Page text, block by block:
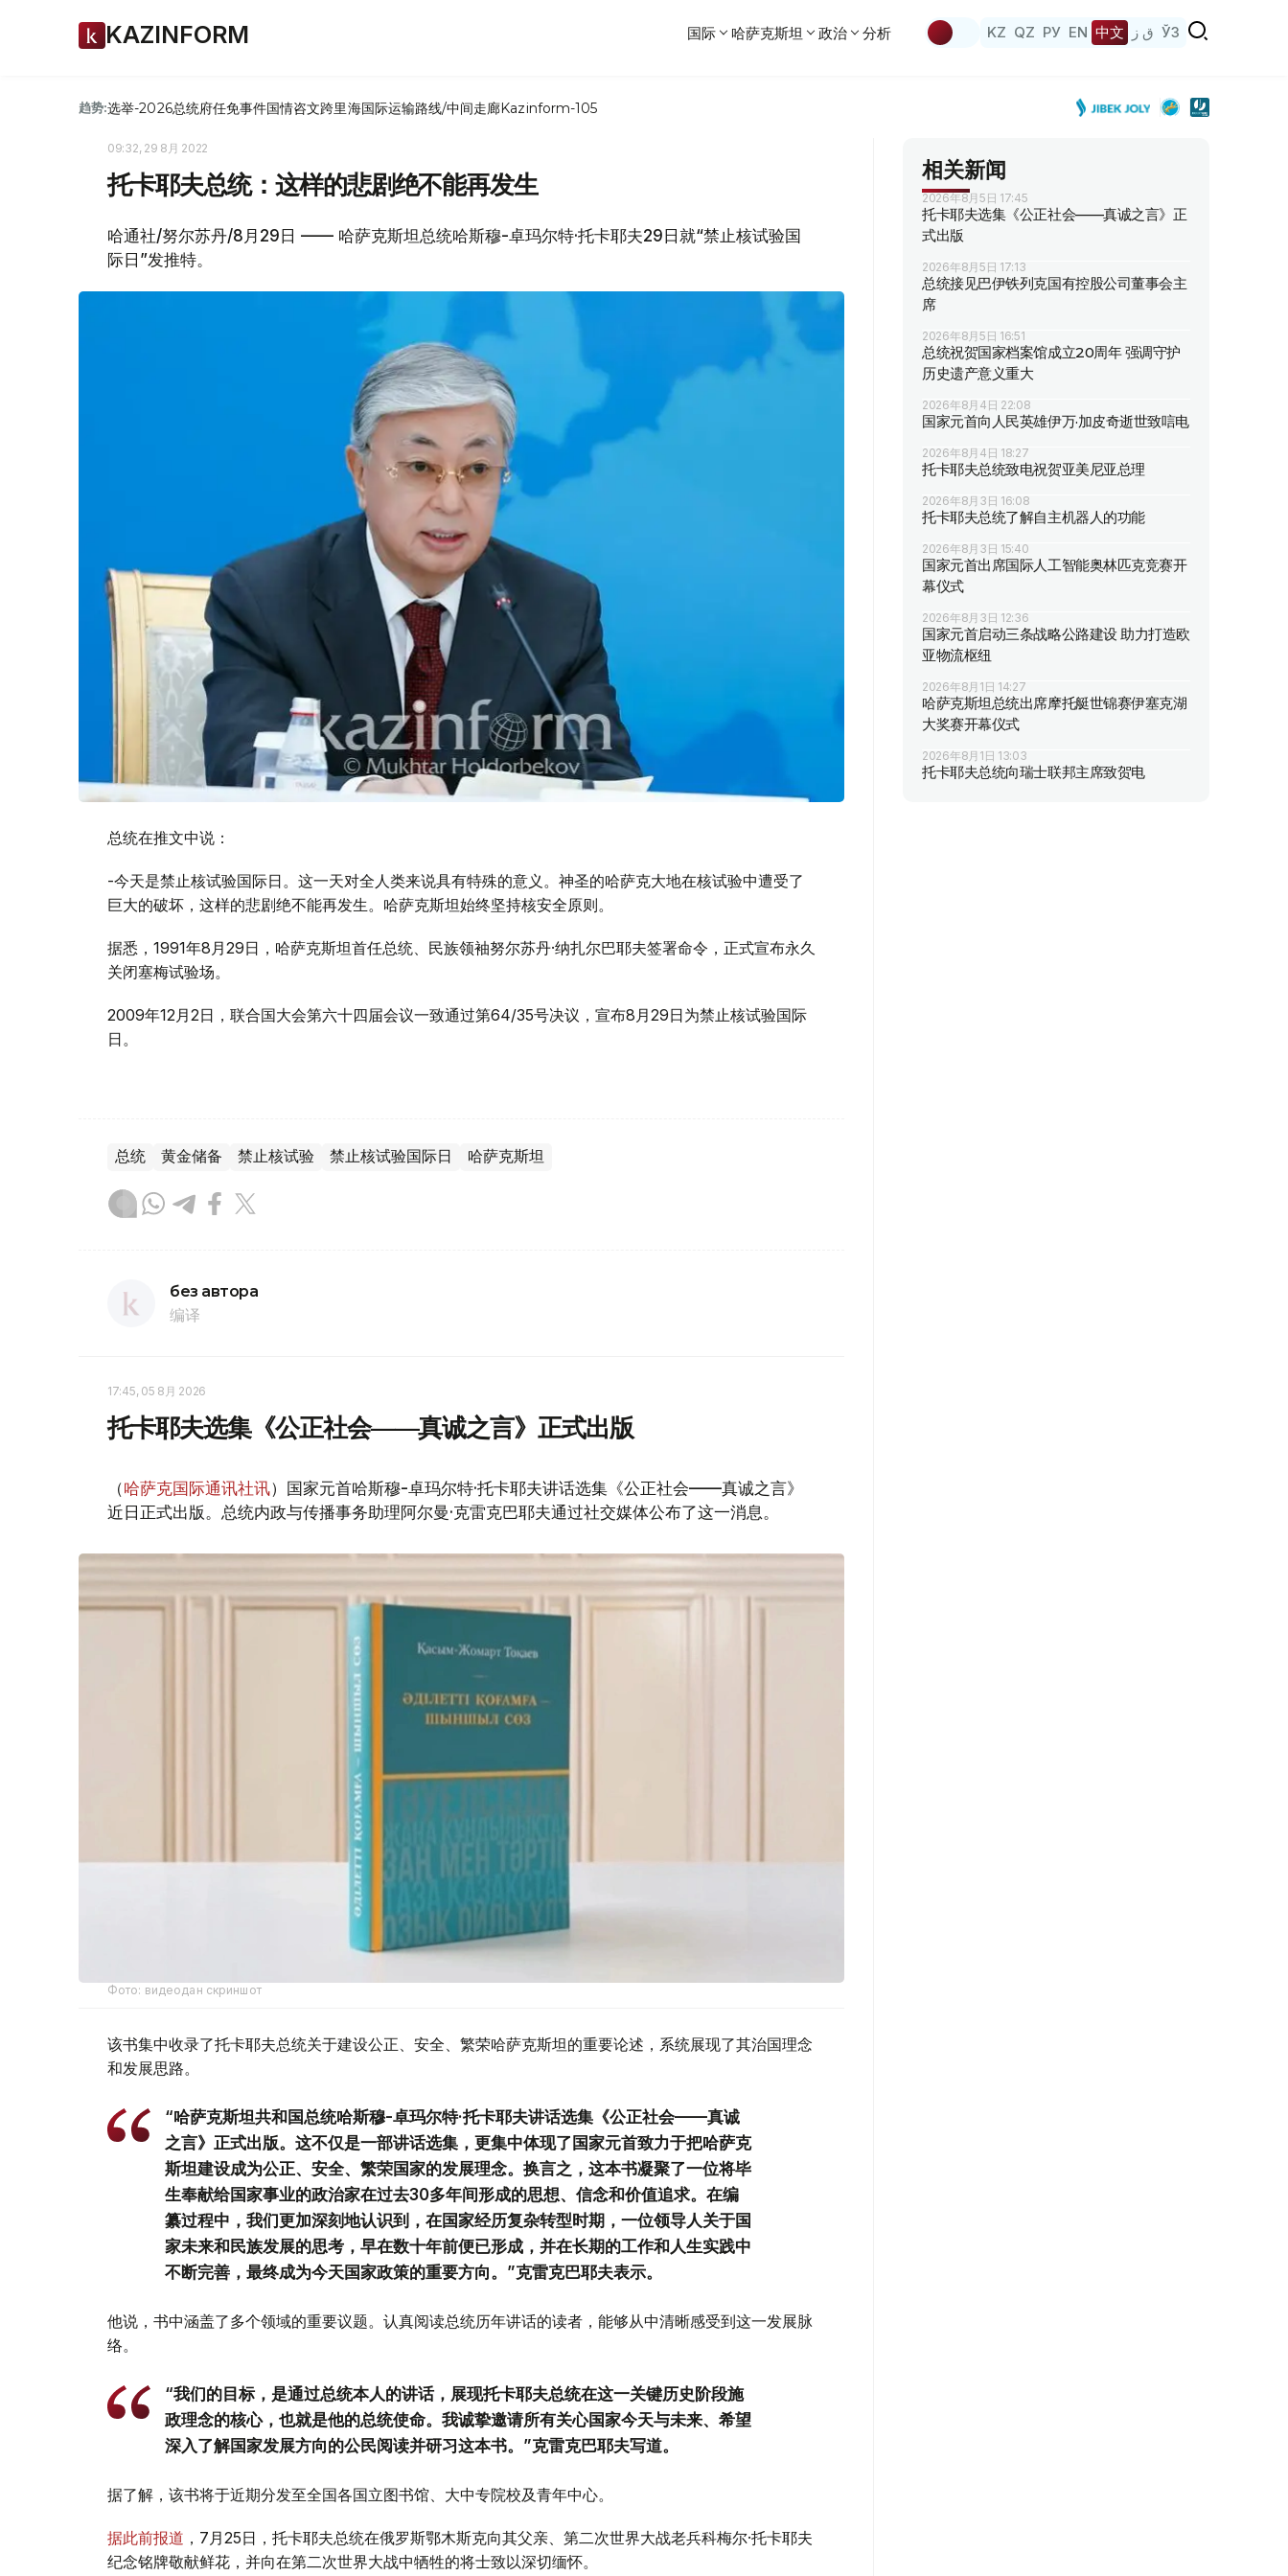
KAZINFORM 国际 哈萨克斯坦 政治 分析 KZ QZ РУ EN 中文 ق ز ЎЗ
趋势:选举-2026总统府任免事件国情咨文跨里海国际运输路线/中间走廊Kazinform-105
09:32, 29 8月 2022
托卡耶夫总统：这样的悲剧绝不能再发生
哈通社/努尔苏丹/8月29日 —— 哈萨克斯坦总统哈斯穆-卓玛尔特·托卡耶夫29日就“禁止核试验国
际日”发推特。
总统在推文中说：
-今天是禁止核试验国际日。这一天对全人类来说具有特殊的意义。神圣的哈萨克大地在核试验中遭受了
巨大的破坏，这样的悲剧绝不能再发生。哈萨克斯坦始终坚持核安全原则。
据悉，1991年8月29日，哈萨克斯坦首任总统、民族领袖努尔苏丹·纳扎尔巴耶夫签署命令，正式宣布永久
关闭塞梅试验场。
2009年12月2日，联合国大会第六十四届会议一致通过第64/35号决议，宣布8月29日为禁止核试验国际
日。
总统 黄金储备 禁止核试验 禁止核试验国际日 哈萨克斯坦
без автора
编译
17:45, 05 8月 2026
托卡耶夫选集《公正社会——真诚之言》正式出版
（哈萨克国际通讯社讯）国家元首哈斯穆-卓玛尔特·托卡耶夫讲话选集《公正社会——真诚之言》
近日正式出版。总统内政与传播事务助理阿尔曼·克雷克巴耶夫通过社交媒体公布了这一消息。
Фото: видеодан скриншот
该书集中收录了托卡耶夫总统关于建设公正、安全、繁荣哈萨克斯坦的重要论述，系统展现了其治国理念
和发展思路。
“哈萨克斯坦共和国总统哈斯穆-卓玛尔特·托卡耶夫讲话选集《公正社会——真诚
之言》正式出版。这不仅是一部讲话选集，更集中体现了国家元首致力于把哈萨克
斯坦建设成为公正、安全、繁荣国家的发展理念。换言之，这本书凝聚了一位将毕
生奉献给国家事业的政治家在过去30多年间形成的思想、信念和价值追求。在编
纂过程中，我们更加深刻地认识到，在国家经历复杂转型时期，一位领导人关于国
家未来和民族发展的思考，早在数十年前便已形成，并在长期的工作和人生实践中
不断完善，最终成为今天国家政策的重要方向。”克雷克巴耶夫表示。
他说，书中涵盖了多个领域的重要议题。认真阅读总统历年讲话的读者，能够从中清晰感受到这一发展脉
络。
“我们的目标，是通过总统本人的讲话，展现托卡耶夫总统在这一关键历史阶段施
政理念的核心，也就是他的总统使命。我诚挚邀请所有关心国家今天与未来、希望
深入了解国家发展方向的公民阅读并研习这本书。”克雷克巴耶夫写道。
据了解，该书将于近期分发至全国各国立图书馆、大中专院校及青年中心。
据此前报道 ，7月25日，托卡耶夫总统在俄罗斯鄂木斯克向其父亲、第二次世界大战老兵科梅尔·托卡耶夫
纪念铭牌敬献鲜花，并向在第二次世界大战中牺牲的将士致以深切缅怀。
相关新闻
2026年8月5日 17:45
托卡耶夫选集《公正社会——真诚之言》正
式出版
2026年8月5日 17:13
总统接见巴伊铁列克国有控股公司董事会主
席
2026年8月5日 16:51
总统祝贺国家档案馆成立20周年 强调守护
历史遗产意义重大
2026年8月4日 22:08
国家元首向人民英雄伊万·加皮奇逝世致唁电
2026年8月4日 18:27
托卡耶夫总统致电祝贺亚美尼亚总理
2026年8月3日 16:08
托卡耶夫总统了解自主机器人的功能
2026年8月3日 15:40
国家元首出席国际人工智能奥林匹克竞赛开
幕仪式
2026年8月3日 12:36
国家元首启动三条战略公路建设 助力打造欧
亚物流枢纽
2026年8月1日 14:27
哈萨克斯坦总统出席摩托艇世锦赛伊塞克湖
大奖赛开幕仪式
2026年8月1日 13:03
托卡耶夫总统向瑞士联邦主席致贺电